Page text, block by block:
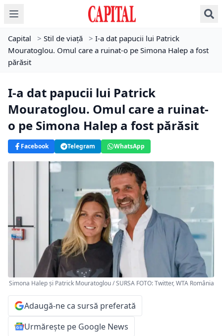
Capital > Stil de viață > I-a dat papucii lui Patrick
Mouratoglou. Omul care a ruinat-o pe Simona Halep a fost
părăsit
I-a dat papucii lui Patrick
Mouratoglou. Omul care a ruinat-
o pe Simona Halep a fost părăsit
Facebook Telegram WhatsApp
Simona Halep și Patrick Mouratoglou / SURSA FOTO: Twitter, WTA România
Adaugă-ne ca sursă preferată
Urmărește pe Google News